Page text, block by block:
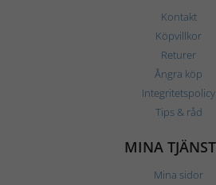
Kontakt
Köpvillkor
Returer
Ångra köp
Integritetspolicy
Tips & råd
MINA
Mina sidor